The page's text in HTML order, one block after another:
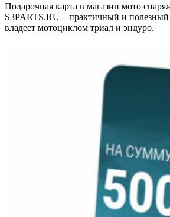
Подарочная карта в магазин мото
S3PARTS.RU – практичный и полезный
владеет мотоциклом триал и эндуро.